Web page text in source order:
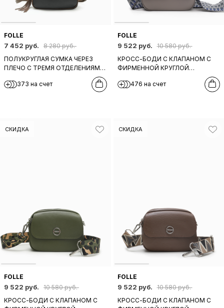
FOLLE
7 452 руб.
8 280 руб.
ПОЛУКРУГЛАЯ СУМКА ЧЕРЕЗ
ПЛЕЧО С ТРЕМЯ ОТДЕЛЕНИЯМИ
И ПУЛЛЕРОМ-КИСТОЧКОЙ ОТ
FOLLE ЧЕРНОГО ЦВЕТА
373 на счет
FOLLE
9 522 руб.
10 580 руб.
КРОСС-БОДИ C КЛАПАНОМ С
ФИРМЕННОЙ КРУГЛОЙ
ТКАНЕВЫМ РЕМНЕМ ОТ FOLLE В
476 на счет
СКИДКА
FOLLE
9 522 руб.
10 580 руб.
КРОСС-БОДИ C КЛАПАНОМ С
СКИДКА
FOLLE
9 522 руб.
10 580 руб.
КРОСС-БОДИ C КЛАПАНОМ С